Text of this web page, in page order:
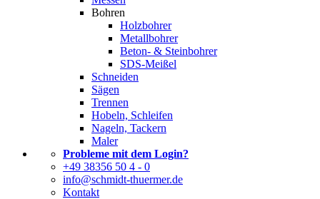
Bohren
Holzbohrer
Metallbohrer
Beton- & Steinbohrer
SDS-Meißel
Schneiden
Sägen
Trennen
Hobeln, Schleifen
Nageln, Tackern
Maler
Probleme mit dem Login?
+49 38356 50 4 - 0
info@schmidt-thuermer.de
Kontakt